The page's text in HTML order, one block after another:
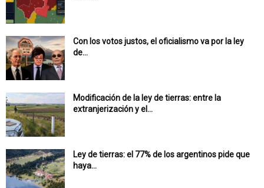
Con los votos justos, el oficialismo va por la ley
de...
Modificación de la ley de tierras: entre la
extranjerización y el...
Ley de tierras: el 77% de los argentinos pide que
haya...